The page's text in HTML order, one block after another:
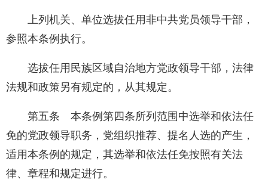
上列机关、单位选拔任用非中共党员领导干部，
参照本条例执行。
选拔任用民族区域自治地方党政领导干部，法律
法规和政策另有规定的，从其规定。
第五条 本条例第四条所列范围中选举和依法任
免的党政领导职务，党组织推荐、提名人选的产生，
适用本条例的规定，其选举和依法任免按照有关法
律、章程和规定进行。